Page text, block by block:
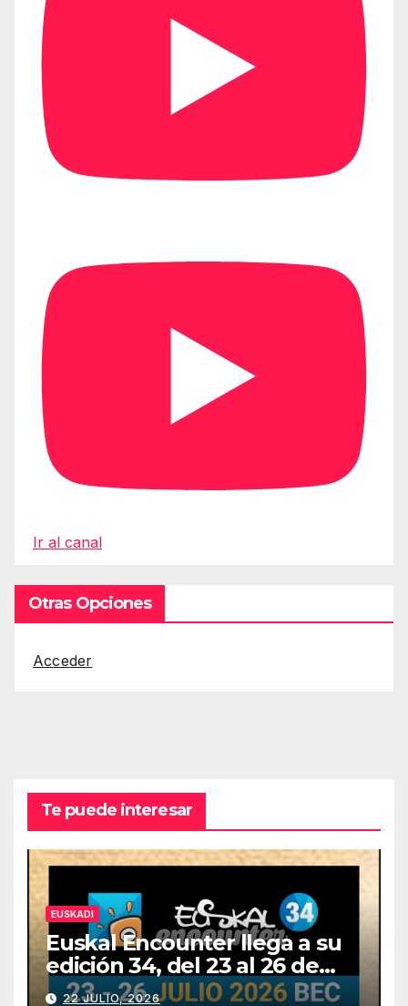
Ir al canal
Otras Opciones
Acceder
Te puede interesar
EUSKADI
Euskal Encounter llega a su
edición 34, del 23 al 26 de
julio
22 JULIO, 2026